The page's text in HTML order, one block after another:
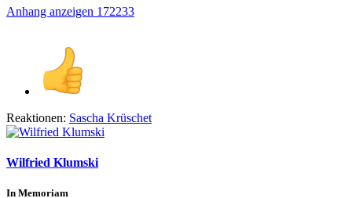
Anhang anzeigen 172233
Reaktionen: Sascha Krüschet
Wilfried Klumski
In Memoriam